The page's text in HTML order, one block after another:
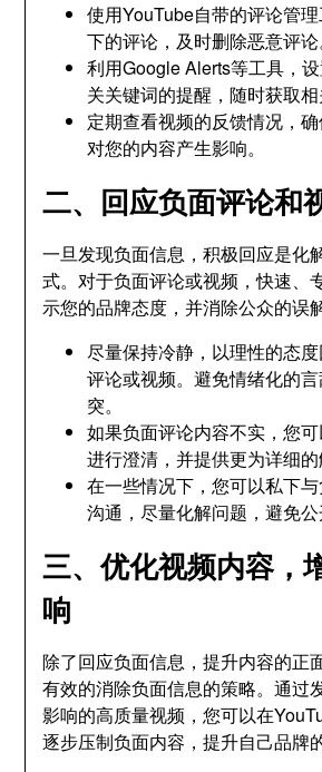
使用YouTube自带的评论管
下的评论，及时删除恶意评论
利用Google Alerts等工具，
关关键词的提醒，随时获取相
定期查看视频的反馈情况，
对您的内容产生影响。
二、回应负面评论和
一旦发现负面信息，积极回应是化
式。对于负面评论或视频，快速、
示您的品牌态度，并消除公众的误解
尽量保持冷静，以理性的态
评论或视频。避免情绪化的
突。
如果负面评论内容不实，您
进行澄清，并提供更为详细的
在一些情况下，您可以私下
沟通，尽量化解问题，避免公
三、优化视频内容，
响
除了回应负面信息，提升内容的正
有效的消除负面信息的策略。通过
影响的高质量视频，您可以在
逐步压制负面内容，提升自己品牌